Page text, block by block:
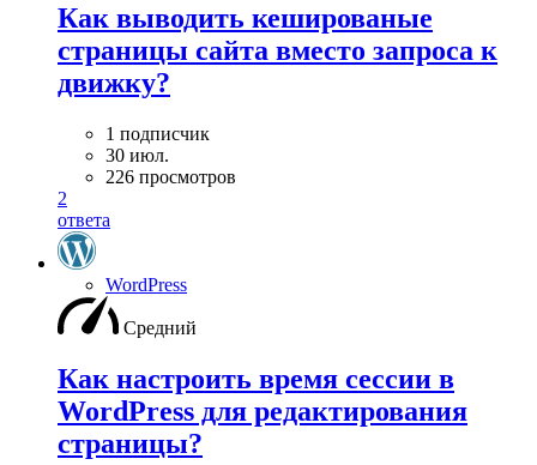
Как выводить кешированые
страницы сайта вместо запроса к
движку?
1 подписчик
30 июл.
226 просмотров
2
ответа
WordPress
Средний
Как настроить время сессии в
WordPress для редактирования
страницы?